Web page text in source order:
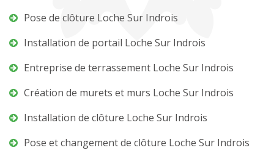
Pose de clôture Loche Sur Indrois
Installation de portail Loche Sur Indrois
Entreprise de terrassement Loche Sur Indrois
Création de murets et murs Loche Sur Indrois
Installation de clôture Loche Sur Indrois
Pose et changement de clôture Loche Sur Indrois